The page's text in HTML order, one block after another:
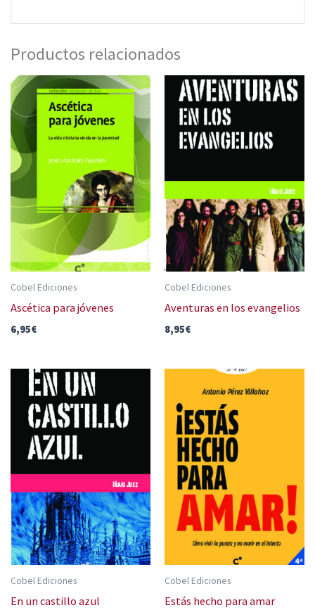
Productos relacionados
Cobel Ediciones
Ascética para jóvenes
6,95€
Cobel Ediciones
Aventuras en los evangelios
8,95€
Cobel Ediciones
En un castillo azul
Cobel Ediciones
Estás hecho para amar